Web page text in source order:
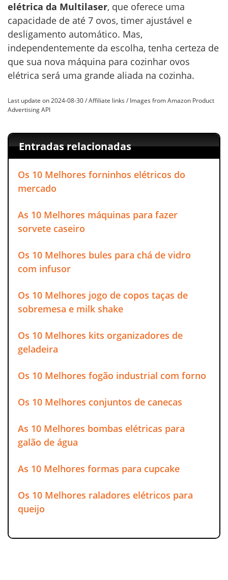
elétrica da Multilaser, que oferece uma
capacidade de até 7 ovos, timer ajustável e
desligamento automático. Mas,
independentemente da escolha, tenha certeza de
que sua nova máquina para cozinhar ovos
elétrica será uma grande aliada na cozinha.
Last update on 2024-08-30 / Affiliate links / Images from Amazon Product
Advertising API
Entradas relacionadas
Os 10 Melhores forninhos elétricos do
mercado
As 10 Melhores máquinas para fazer
sorvete caseiro
Os 10 Melhores bules para chá de vidro
com infusor
Os 10 Melhores jogo de copos taças de
sobremesa e milk shake
Os 10 Melhores kits organizadores de
geladeira
Os 10 Melhores fogão industrial com forno
Os 10 Melhores conjuntos de canecas
As 10 Melhores bombas elétricas para
galão de água
As 10 Melhores formas para cupcake
Os 10 Melhores raladores elétricos para
queijo